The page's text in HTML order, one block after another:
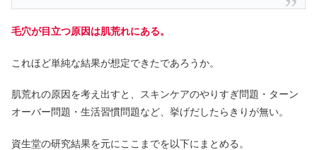
毛穴が目立つ原因は肌荒れにある。
これほど単純な結果が想定できたであろうか。
肌荒れの原因を考え出すと、スキンケアのやりすぎ問題・ターン
オーバー問題・生活習慣問題など、挙げだしたらきりが無い。
資生堂の研究結果を元にここまでを以下にまとめる。